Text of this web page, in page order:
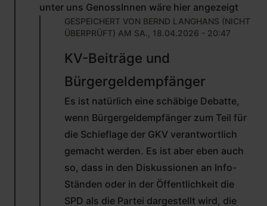
unter uns GenossInnen wäre hier angezeigt
GESPEICHERT VON BERND LANGHANS (NICHT
ÜBERPRÜFT) AM SA., 18.04.2026 - 20:47
AUF
MAX
FREITAG
(NICHT
ÜBERPRÜFT)
KV-Beiträge und
Bürgergeldempfänger
Es ist natürlich eine schäbige Debatte,
wenn Bürgergeldempfänger zum Teil für
die Schieflage der GKV verantwortlich
gemacht werden. Es ist aber eben auch
so, dass in den Diskussionen an Info-
Ständen oder in der Öffentlichkeit die
SPD als die Partei dargestellt wird, die